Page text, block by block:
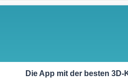
Die App mit der besten 3D-